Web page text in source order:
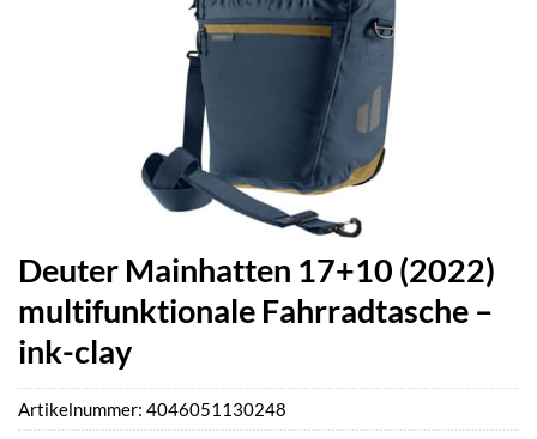
Deuter Mainhatten 17+10 (2022)
multifunktionale Fahrradtasche –
ink-clay
Artikelnummer: 4046051130248